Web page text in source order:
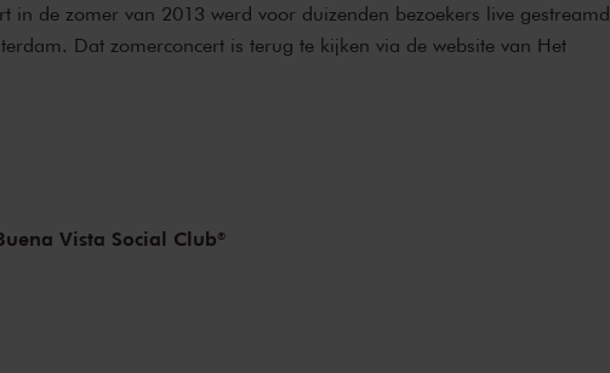
in de zomer van 2013 werd voor duizenden bezoekers live gestreamd
Dat zomerconcert is terug te kijken via de website van Het
Vista Social Club®️